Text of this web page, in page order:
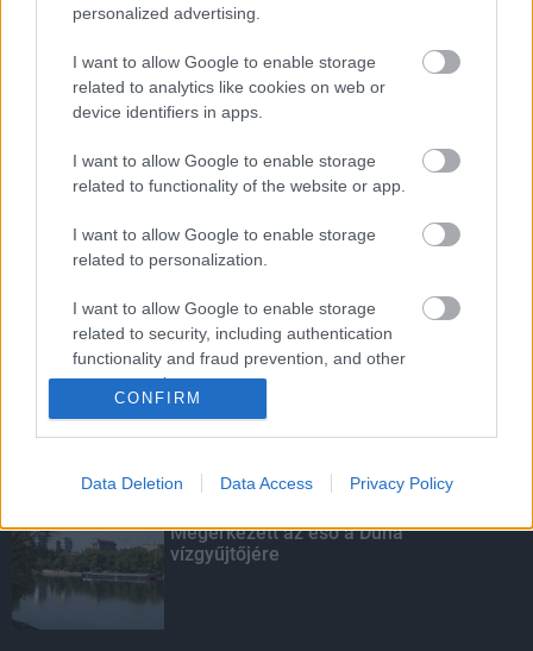
personalized advertising.
I want to allow Google to enable storage
related to analytics like cookies on web or
device identifiers in apps.
I want to allow Google to enable storage
related to functionality of the website or app.
I want to allow Google to enable storage
related to personalization.
I want to allow Google to enable storage
related to security, including authentication
functionality and fraud prevention, and other
user protection.
CONFIRM
Data Deletion Data Access Privacy Policy
LEGOLVASOTTABB
Indul a diákok pénzügyi ismereteit
erősítő Pénz7 programsorozat
Budapest-Pécs, Budapest-Szolnok:
gyorsabb és biztonságosabb lett a vasút
Amire többmillióan vártunk: szombattól
másodfokúra csökken a riasztás
KIEMELT
Megérkezett az eső a Duna
vízgyűjtőjére